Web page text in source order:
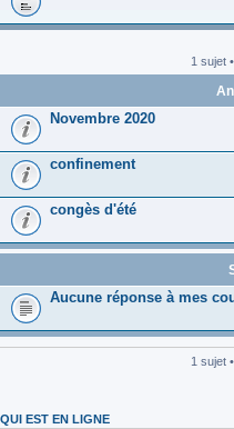
1 sujet
Novembre 2020
confinement
congès d'été
Aucune réponse à mes
1 sujet
QUI EST EN LIGNE